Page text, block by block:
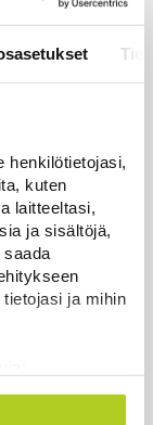
henkilötietojasi,
kuten
laitteeltasi,
ja sisältöjä,
ja mihin
Romanian
kuivin suin